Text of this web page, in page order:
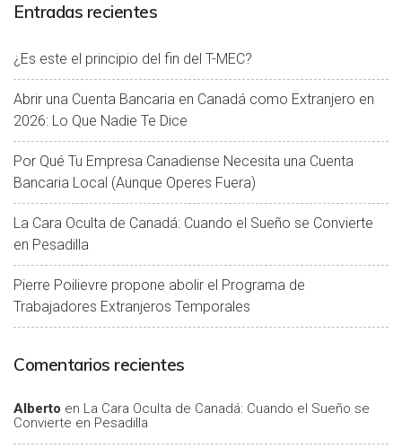
Entradas recientes
¿Es este el principio del fin del T-MEC?
Abrir una Cuenta Bancaria en Canadá como Extranjero en
2026: Lo Que Nadie Te Dice
Por Qué Tu Empresa Canadiense Necesita una Cuenta
Bancaria Local (Aunque Operes Fuera)
La Cara Oculta de Canadá: Cuando el Sueño se Convierte
en Pesadilla
Pierre Poilievre propone abolir el Programa de
Trabajadores Extranjeros Temporales
Comentarios recientes
Alberto en La Cara Oculta de Canadá: Cuando el Sueño se
Convierte en Pesadilla